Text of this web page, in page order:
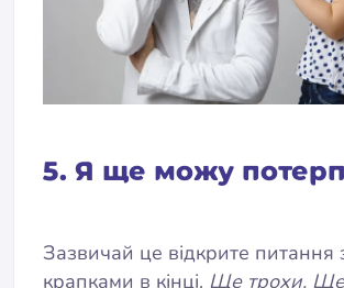
5. Я ще можу
Зазвичай це відкрите питання
крапками в кінці. Ще трохи. Ще